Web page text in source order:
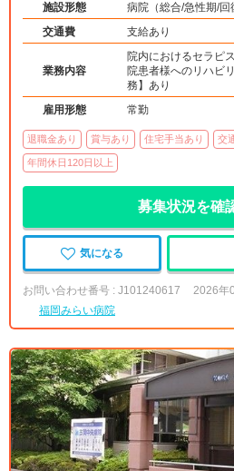
施設形態
病院（総合/急性期/
来）、介護保険関連
ハ）、その他（その他
交通費 支給あり
業務内容
院内におけるセラピ
院患者様へのリハビ
務】あり
雇用形態
常勤
退職金あり 賞与あり 住宅手当あり 交
年間休日120日以上
募集状況を確
気になる
お問い合わせ番号 : J101240617
2026年
福岡みらい病院